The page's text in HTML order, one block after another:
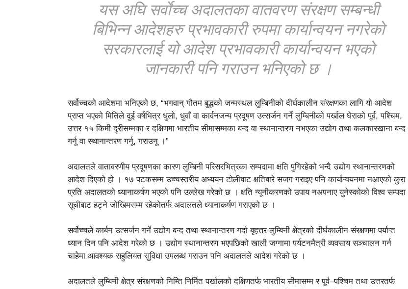
यस अघि सर्वाेच्च अदालतका वातवरण संरक्षण सम्बन्धी
बिभिन्न आदेशहरु प्रभावकारी रुपमा कार्यान्वयन नगरेको
सरकारलाई यो आदेश प्रभावकारी कार्यान्वयन भएको
जानकारी पनि गराउन भनिएको छ ।
सर्वोच्चको आदेशमा भनिएको छ, “भगवान् गौतम बुद्धको जन्मस्थल लुम्बिनीको दीर्घकालीन संरक्षणका लागि यो आदेश
प्राप्त भएको मितिले दुई वर्षभित्र धुलो, धुवाँ वा कार्वनजन्य प्रदूषण उत्सर्जन गर्ने लुम्बिनीको पर्खाल घेराको पूर्व, पश्चिम,
उत्तर १५ किमी दुरीसम्मका र दक्षिणमा भारतीय सीमासम्मका बन्द वा स्थानान्तरण नभएका उद्योग तथा कलकारखाना बन्द
गर्नू वा स्थानान्तरण गर्नू, गराउनू ।”
अदालतले वातावरणीय प्रदूषणका कारण लुम्बिनी परिसरभित्रका सम्पदामा क्षति पुगिरहेको भन्दै उद्योग स्थानान्तरणको
आदेश दिएको हो । १७ पटकसम्म उच्चस्तरीय अध्ययन टोलीबाट क्षतिबारे सजग गराइए पनि कार्यान्वयनमा नआएको कुरा
प्रति अदालतको ध्यानाकर्षण भएको पनि उल्लेख गरेको छ । क्षति न्यूनीकरणको उपाय नअपनाए युनेस्कोको विश्व सम्पदा
सूचीबाट हट्ने जोखिमसम्म रहेकोतर्फ अदालतले ध्यानाकर्षण गराएको छ ।
सर्वोच्चले कार्बन उत्सर्जन गर्ने उद्योग बन्द तथा स्थानान्तरण गर्दा बृहत्तर लुम्बिनी क्षेत्रको दीर्घकालीन संरक्षणमा पर्याप्त
ध्यान दिन पनि आदेश गरेको छ । उद्योग स्थानान्तरण भएपछिको खाली जग्गामा पर्यटनमैत्री व्यवसाय सञ्चालन गर्न
चाहेमा आवश्यक सहुलियत सुविधा उपलब्ध गराउन पनि अदालतले आदेश गरेको छ ।
अदालतले लुम्बिनी क्षेत्र संरक्षणको निम्ति निर्मित पर्खालको दक्षिणतर्फ भारतीय सीमासम्म र पूर्व–पश्चिम तथा उत्तरतर्फ